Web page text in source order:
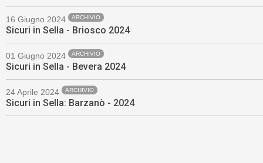
16 Giugno 2024 ARCHIVIO
Sicuri in Sella - Briosco 2024
01 Giugno 2024 ARCHIVIO
Sicuri in Sella - Bevera 2024
24 Aprile 2024 ARCHIVIO
Sicuri in Sella: Barzanò - 2024